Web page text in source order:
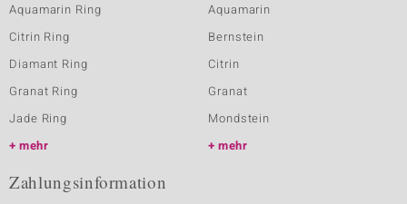
Aquamarin Ring
Citrin Ring
Diamant Ring
Granat Ring
Jade Ring
mehr
Aquamarin
Bernstein
Citrin
Granat
Mondstein
mehr
Zahlungsinformation